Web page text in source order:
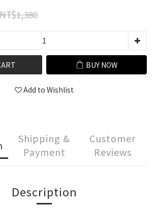
NT$1,380
BUY NOW
Add to Wishlist
Shipping &
Payment
Customer
Reviews
Description